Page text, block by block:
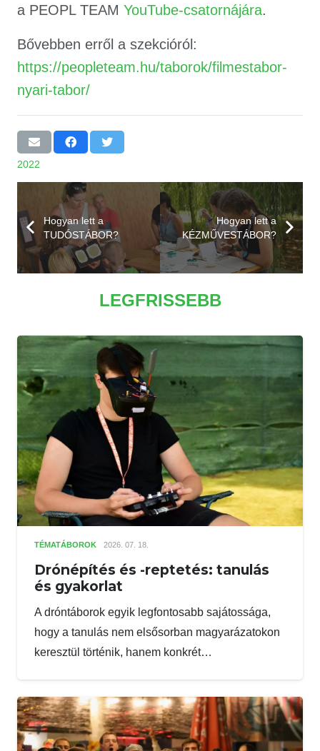
a PEOPL TEAM YouTube-csatornájára.
Bővebben erről a szekcióról:
https://peopleteam.hu/taborok/filmestabor-
nyari-tabor/
2022
Hogyan lett a
TUDÓSTÁBOR?
Hogyan lett a
KÉZMŰVESTÁBOR?
LEGFRISSEBB
TÉMATÁBOROK 2026. 07. 18.
Drónépítés és -reptetés: tanulás
és gyakorlat
A dróntáborok egyik legfontosabb sajátossága,
hogy a tanulás nem elsősorban magyarázatokon
keresztül történik, hanem konkrét…